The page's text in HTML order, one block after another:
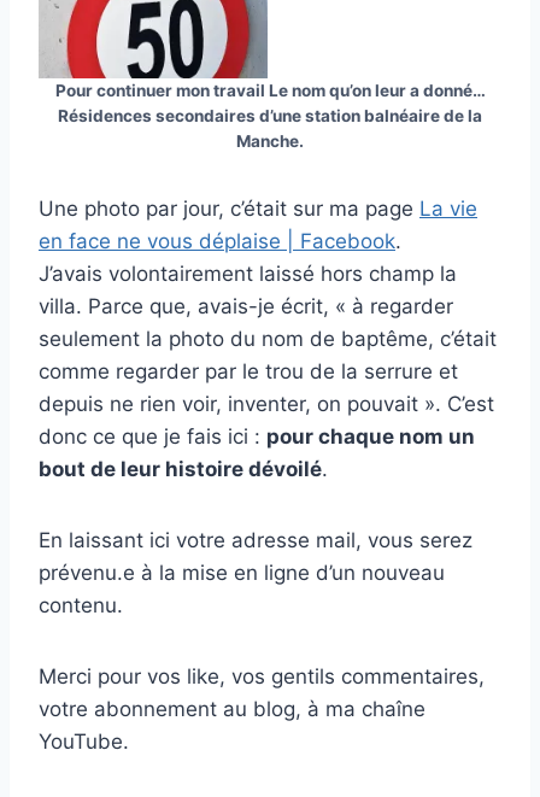
Pour continuer mon travail Le nom qu’on leur a donné…
Résidences secondaires d’une station balnéaire de la
Manche.
Une photo par jour, c’était sur ma page La vie
en face ne vous déplaise | Facebook.
J’avais volontairement laissé hors champ la
villa. Parce que, avais-je écrit, « à regarder
seulement la photo du nom de baptême, c’était
comme regarder par le trou de la serrure et
depuis ne rien voir, inventer, on pouvait ». C’est
donc ce que je fais ici : pour chaque nom un
bout de leur histoire dévoilé.
En laissant ici votre adresse mail, vous serez
prévenu.e à la mise en ligne d’un nouveau
contenu.
Merci pour vos like, vos gentils commentaires,
votre abonnement au blog, à ma chaîne
YouTube.